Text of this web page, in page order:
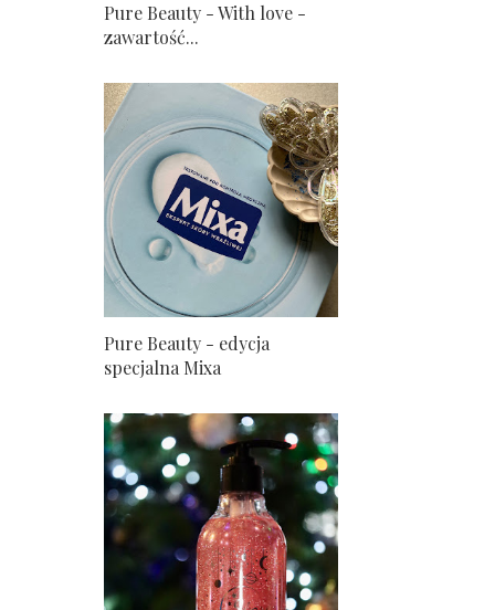
Pure Beauty - With love -
zawartość...
Pure Beauty - edycja
specjalna Mixa